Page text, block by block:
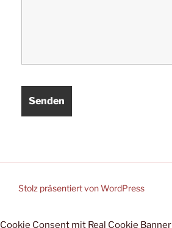
Stolz präsentiert von WordPress
Cookie Consent mit Real Cookie Banner